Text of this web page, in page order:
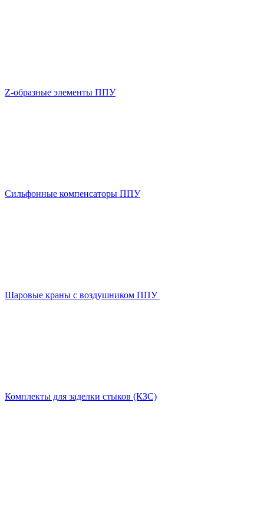
Z-образные элементы ППУ
Сильфонные компенсаторы ППУ
Шаровые краны с воздушником ППУ
Комплекты для заделки стыков (КЗС)